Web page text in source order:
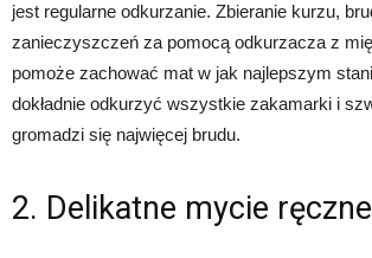
jest regularne odkurzanie. Zbieranie kurzu,
zanieczyszczeń za pomocą odkurzacza z
pomoże zachować mat w jak najlepszym
dokładnie odkurzyć wszystkie zakamarki i
gromadzi się najwięcej brudu.
2. Delikatne mycie ręczne